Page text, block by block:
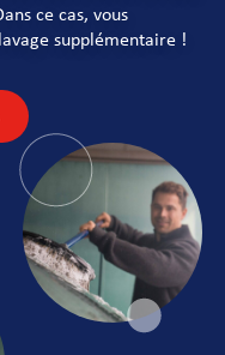
ce cas, vous
supplémentaire !